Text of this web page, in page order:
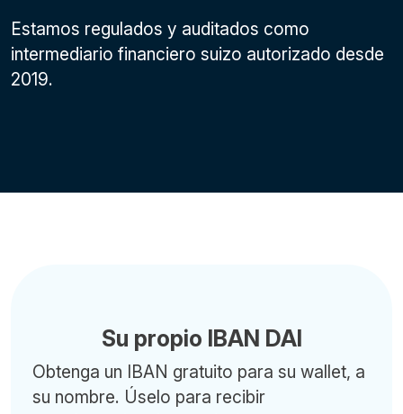
Estamos regulados y auditados como
intermediario financiero suizo autorizado desde
2019.
Su propio IBAN DAI
Obtenga un IBAN gratuito para su wallet, a
su nombre. Úselo para recibir